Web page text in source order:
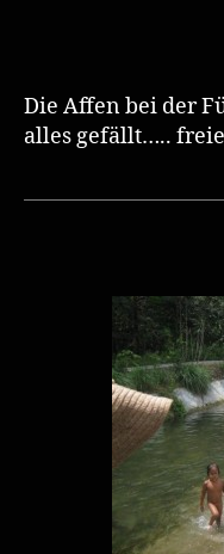
Die Affen bei der
alles gefällt…..